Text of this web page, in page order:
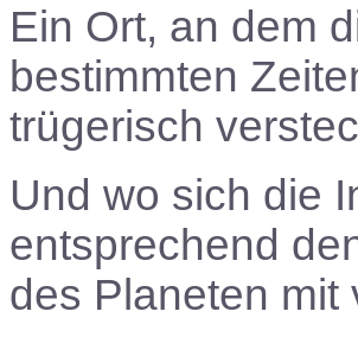
Ein Ort, an dem
bestimmten
trügerisch
Und wo sich die
entsprechend
des Planeten mit